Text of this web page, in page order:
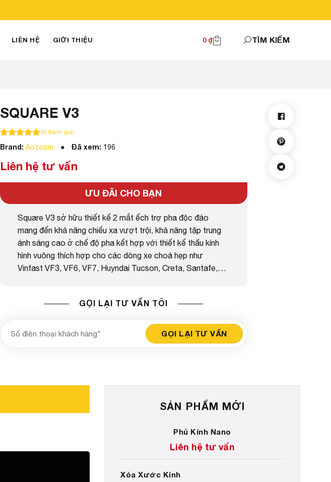
LIÊN HỆ GIỚI THIỆU 0 ₫ TÌM KIẾM
SQUARE V3
100trên 5 dựa trên
100 đánh giá
(0đánh giá)
Brand: Aozoom Đã xem: 196
Liên hệ tư vấn
ƯU ĐÃI CHO BẠN
Square V3 sở hữu thiết kế 2 mắt ếch trợ pha độc đáo
mang đến khả năng chiếu xa vượt trội, khả năng tập trung
ánh sáng cao ở chế độ pha kết hợp với thiết kế thấu kính
hình vuông thích hợp cho các dòng xe choá hẹp như
Vinfast VF3, VF6, VF7, Huyndai Tucson, Creta, Santafe,…
GỌI LẠI TƯ VẤN TÔI
SẢN PHẨM MỚI
Phủ Kính Nano
Liên hệ tư vấn
Xóa Xước Kính